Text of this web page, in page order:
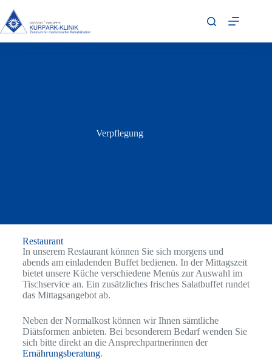
Verpflegung
Restaurant
In unserem Restaurant können Sie sich morgens und
abends am einladenden Buffet bedienen. In der Mittagszeit
bietet unsere Küche verschiedene Menüs zur Auswahl im
Tischservice an. Ein zusätzliches frisches Salatbuffet rundet
das Mittagsangebot ab.
Neben der Normalkost können wir Ihnen sämtliche
Diätsformen anbieten. Bei besonderem Bedarf wenden Sie
sich bitte direkt an die Ansprechpartnerinnen der
Ernährungsberatung.